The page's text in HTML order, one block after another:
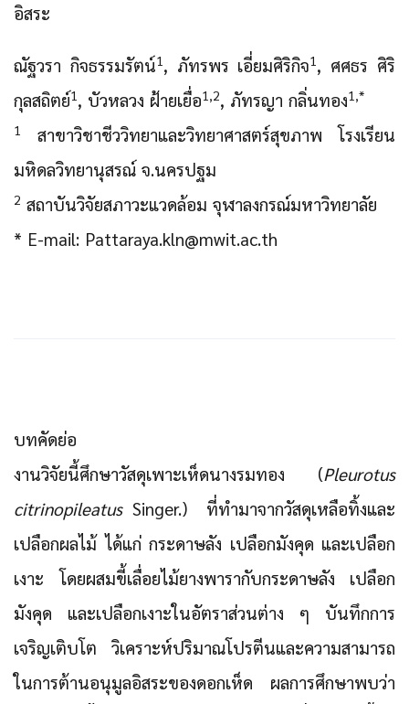
อิสระ
ณัฐวรา กิจธรรมรัตน์1 , ภัทรพร เอี่ยมศิริกิจ1 , ศศธร ศิริ
กุลสถิตย์1 , บัวหลวง ฝ้ายเยื่อ1,2, ภัทรญา กลิ่นทอง1,*
1
สาขาวิชาชีววิทยาและวิทยาศาสตร์สุขภาพ โรงเรียน
มหิดลวิทยานุสรณ์ จ.นครปฐม
2 สถาบันวิจัยสภาวะแวดล้อม จุฬาลงกรณ์มหาวิทยาลัย
* E-mail: Pattaraya.kln@mwit.ac.th
บทคัดย่อ
งานวิจัยนี้ศึกษาวัสดุเพาะเห็ดนางรมทอง (Pleurotus
citrinopileatusSinger.) ที่ทำมาจากวัสดุเหลือทิ้งและ
เปลือกผลไม้ ได้แก่ กระดาษลัง เปลือกมังคุด และเปลือก
เงาะ โดยผสมขี้เลื่อยไม้ยางพารากับกระดาษลัง เปลือก
มังคุด และเปลือกเงาะในอัตราส่วนต่าง ๆ บันทึกการ
เจริญเติบโต วิเคราะห์ปริมาณโปรตีนและความสามารถ
ในการต้านอนุมูลอิสระของดอกเห็ด ผลการศึกษาพบว่า